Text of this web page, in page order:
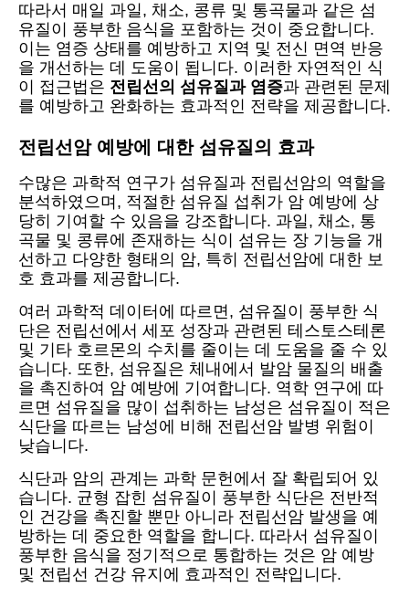
따라서 매일 과일, 채소, 콩류 및 통곡물과 같은 섬
유질이 풍부한 음식을 포함하는 것이 중요합니다.
이는 염증 상태를 예방하고 지역 및 전신 면역 반응
을 개선하는 데 도움이 됩니다. 이러한 자연적인 식
이 접근법은 전립선의 섬유질과 염증과 관련된 문제
를 예방하고 완화하는 효과적인 전략을 제공합니다.
전립선암 예방에 대한 섬유질의 효과
수많은 과학적 연구가 섬유질과 전립선암의 역할을
분석하였으며, 적절한 섬유질 섭취가 암 예방에 상
당히 기여할 수 있음을 강조합니다. 과일, 채소, 통
곡물 및 콩류에 존재하는 식이 섬유는 장 기능을 개
선하고 다양한 형태의 암, 특히 전립선암에 대한 보
호 효과를 제공합니다.
여러 과학적 데이터에 따르면, 섬유질이 풍부한 식
단은 전립선에서 세포 성장과 관련된 테스토스테론
및 기타 호르몬의 수치를 줄이는 데 도움을 줄 수 있
습니다. 또한, 섬유질은 체내에서 발암 물질의 배출
을 촉진하여 암 예방에 기여합니다. 역학 연구에 따
르면 섬유질을 많이 섭취하는 남성은 섬유질이 적은
식단을 따르는 남성에 비해 전립선암 발병 위험이
낮습니다.
식단과 암의 관계는 과학 문헌에서 잘 확립되어 있
습니다. 균형 잡힌 섬유질이 풍부한 식단은 전반적
인 건강을 촉진할 뿐만 아니라 전립선암 발생을 예
방하는 데 중요한 역할을 합니다. 따라서 섬유질이
풍부한 음식을 정기적으로 통합하는 것은 암 예방
및 전립선 건강 유지에 효과적인 전략입니다.